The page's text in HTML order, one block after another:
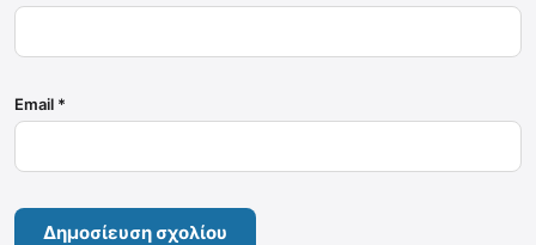
Email *